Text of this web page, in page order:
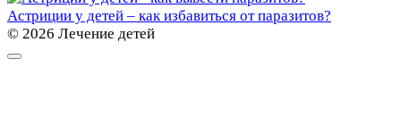
Астриции у детей – как избавиться от паразитов?
© 2026 Лечение детей